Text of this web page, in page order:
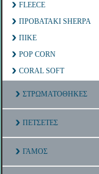
FLEECE
ΠΡΟΒΑΤΑΚΙ SHERPA
ΠΙΚΕ
POP CORN
CORAL SOFT
ΣΤΡΩΜΑΤΟΘΗΚΕΣ
ΠΕΤΣΕΤΕΣ
ΓΑΜΟΣ